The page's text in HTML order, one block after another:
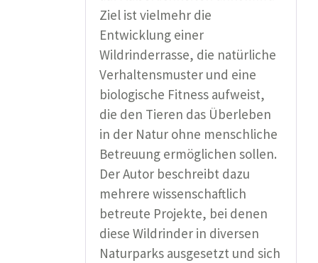
Ziel ist vielmehr die
Entwicklung einer
Wildrinderrasse, die natürliche
Verhaltensmuster und eine
biologische Fitness aufweist,
die den Tieren das Überleben
in der Natur ohne menschliche
Betreuung ermöglichen sollen.
Der Autor beschreibt dazu
mehrere wissenschaftlich
betreute Projekte, bei denen
diese Wildrinder in diversen
Naturparks ausgesetzt und sich